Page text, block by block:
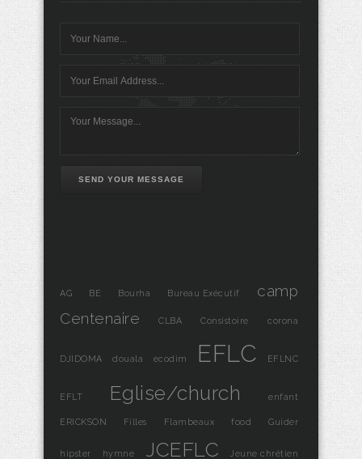
SEND YOUR MESSAGE
AG BE Bourha Bureau Exécutif
camp
Centenaire
CLBA Consistoire corona
DJIDOMA douala ecodim EFLC EFLNC
EFLT Eglise/church enfant
ERICKSON Filles Flambeaux food Guider
hipster hymne JCEFLC Jeune chrétien